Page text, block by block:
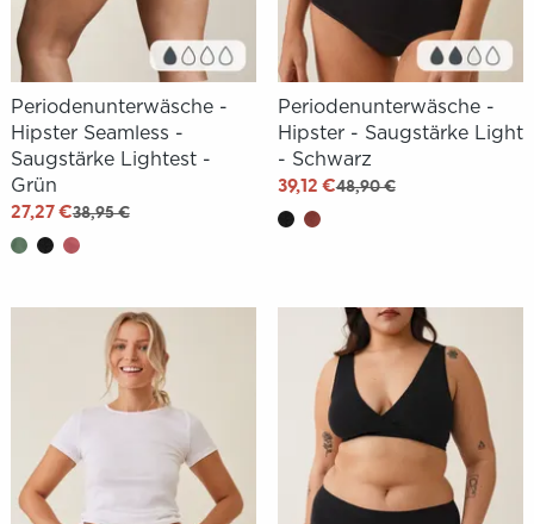
Periodenunterwäsche -
Hipster Seamless -
Saugstärke Lightest -
Grün
27,27 €38,95 €
Periodenunterwäsche -
Hipster - Saugstärke Light
- Schwarz
39,12 €48,90 €